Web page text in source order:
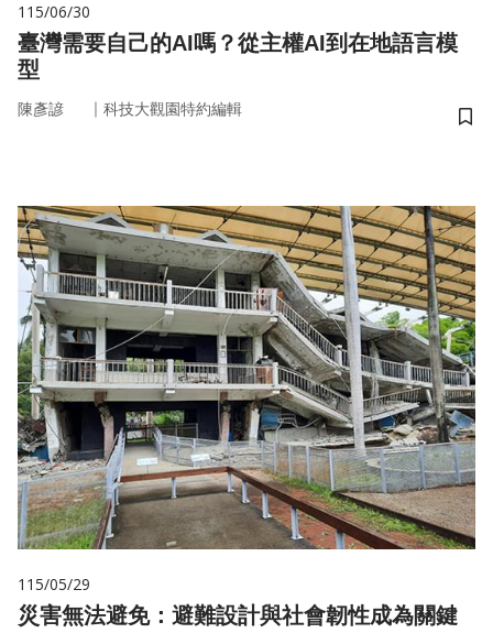
115/06/30
臺灣需要自己的AI嗎？從主權AI到在地語言模
型
陳彥諺 ｜ 科技大觀園特約編輯
儲
115/05/29
災害無法避免：避難設計與社會韌性成為關鍵